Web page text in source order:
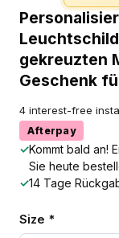
gekreuzten
Geschenk
4 interest-free
Afterpay
✓Kommt bald an!
Sie heute
✓14 Tage
Size *